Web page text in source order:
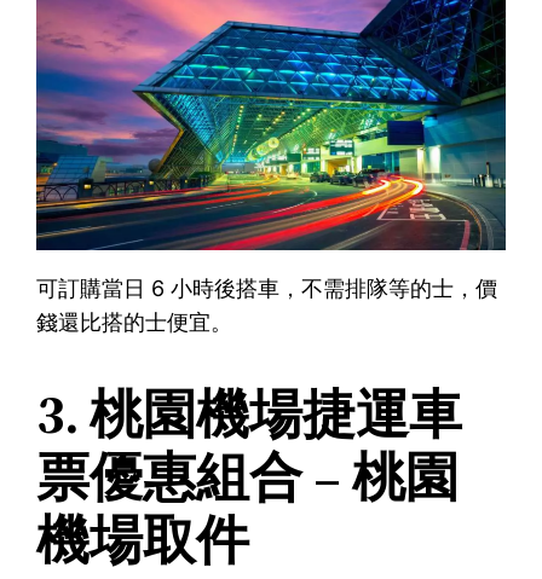
可訂購當日 6 小時後搭車，不需排隊等的士，價
錢還比搭的士便宜。
3. 桃園機場捷運車
票優惠組合 – 桃園
機場取件